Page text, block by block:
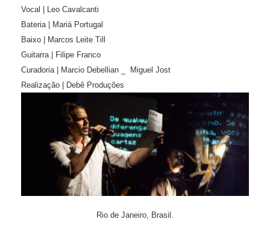
Vocal | Leo Cavalcanti
Bateria | Mariá Portugal
Baixo | Marcos Leite Till
Guitarra | Filipe Franco
Curadoria | Marcio Debellian _ Miguel Jost
Realização | Debê Produções
Rio de Janeiro, Brasil.